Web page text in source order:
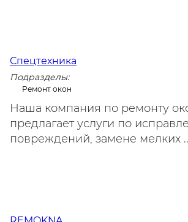
Спецтехника
Подразделы:
Ремонт окон
Наша компания по ремонту
предлагает услуги по
повреждений, замене мелких